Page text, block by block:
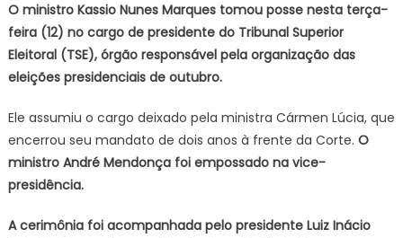
posse
na
presidência
do
Mendonça
será
vice
O ministro Kassio Nunes Marques tomou posse nesta terça-
feira (12) no cargo de presidente do Tribunal Superior
Eleitoral (TSE), órgão responsável pela organização das
eleições presidenciais de outubro.
Ele assumiu o cargo deixado pela ministra Cármen Lúcia, que
encerrou seu mandato de dois anos à frente da Corte. O
ministro André Mendonça foi empossado na vice-
presidência.
A cerimônia foi acompanhada pelo presidente Luiz Inácio